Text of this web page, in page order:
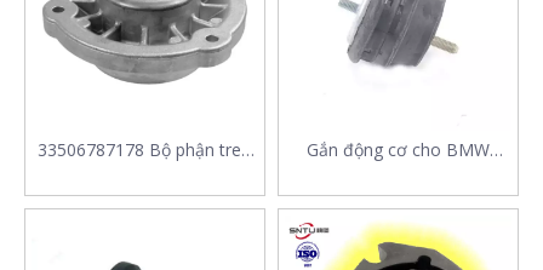
33506787178 Bộ phận treo
33 50 6 787 178 phù hợp
Gắn động cơ cho BMW
22114516677 22111094073
22111094364 22111094365
Dành cho Touring 5 Series